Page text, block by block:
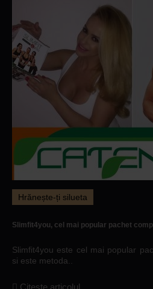
Hrănește-ți silueta
Slimfit4you, cel mai popular pachet
Slimfit4you este cel mai popular
si este metoda..
Citeste articolul